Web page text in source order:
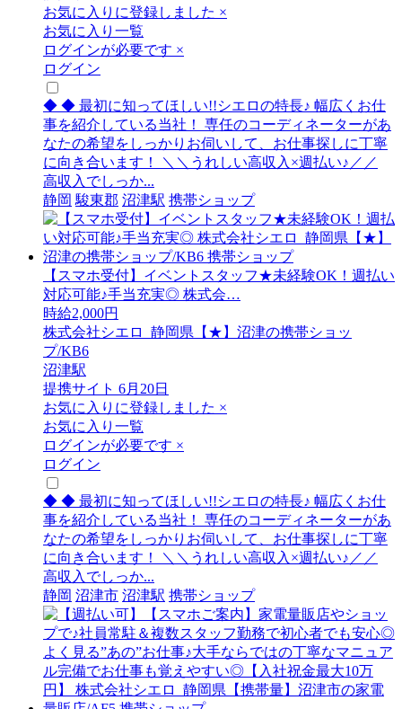
お気に入りに登録しました ×
お気に入り一覧
ログインが必要です ×
ログイン
◆ ◆ 最初に知ってほしい!!シエロの特長♪ 幅広くお仕
事を紹介している当社！ 専任のコーディネーターがあ
なたの希望をしっかりお伺いして、お仕事探しに丁寧
に向き合います！ ＼＼うれしい高収入×週払い♪／／
高収入でしっか...
静岡 駿東郡 沼津駅 携帯ショップ
【スマホ受付】イベントスタッフ★未経験OK！週払い
対応可能♪手当充実◎ 株式会…
時給2,000円
株式会社シエロ_静岡県【★】沼津の携帯ショッ
プ/KB6
沼津駅
提携サイト 6月20日
お気に入りに登録しました ×
お気に入り一覧
ログインが必要です ×
ログイン
◆ ◆ 最初に知ってほしい!!シエロの特長♪ 幅広くお仕
事を紹介している当社！ 専任のコーディネーターがあ
なたの希望をしっかりお伺いして、お仕事探しに丁寧
に向き合います！ ＼＼うれしい高収入×週払い♪／／
高収入でしっか...
静岡 沼津市 沼津駅 携帯ショップ